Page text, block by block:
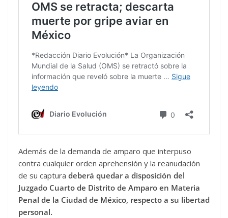
Además de la demanda de amparo que interpuso
contra cualquier orden aprehensión y la reanudación
de su captura deberá quedar a disposición del
Juzgado Cuarto de Distrito de Amparo en Materia
Penal de la Ciudad de México, respecto a su libertad
personal.